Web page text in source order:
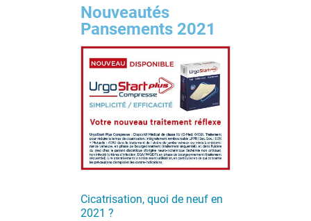
QUI SOMMES-NOUS ?
CONDITIONS GÉNÉRALES
Nouveautés
Pansements 2021
Cicatrisation, quoi de neuf en
2021 ?